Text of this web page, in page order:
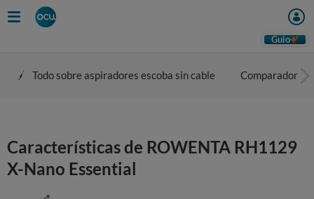
Guio
Todo sobre aspiradores escoba sin cable Comparador
Características de ROWENTA RH1129
X-Nano Essential